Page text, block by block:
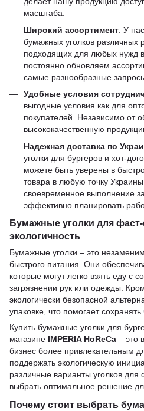
масштаба.
Широкий ассортимент . У
бумажных уголков различных
подходящих для любых нужд
постоянно обновляем
самые разнообразные
Удобные условия
выгодные условия как для
покупателей. Независимо от
высококачественную
Надежная доставка по
уголки для бургеров и хот-
можете быть уверены в
товара в любую точку
своевременное выполнение
эффективно планировать
Бумажные уголки для
экологичность
Бумажные уголки – это
быстрого питания. Они
которые могут легко взять еду с
загрязнении рук или одежды.
экологически безопасной
упаковке, что помогает
Купить бумажные уголки для
магазине IMPERIA HoReCa – это
бизнес более привлекательным
поддержать экологическую
различные варианты уголков для
выбрать оптимальное решение
Почему стоит выбрать